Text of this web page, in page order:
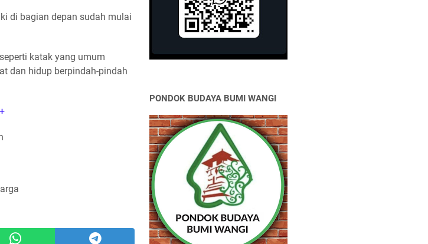
di bagian depan sudah mulai
katak yang umum
dan hidup berpindah-pindah
PONDOK BUDAYA BUMI WANGI